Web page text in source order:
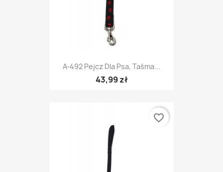
A-492 Pejcz Dla Psa, Taśma...
43,99 zł
favorite_border